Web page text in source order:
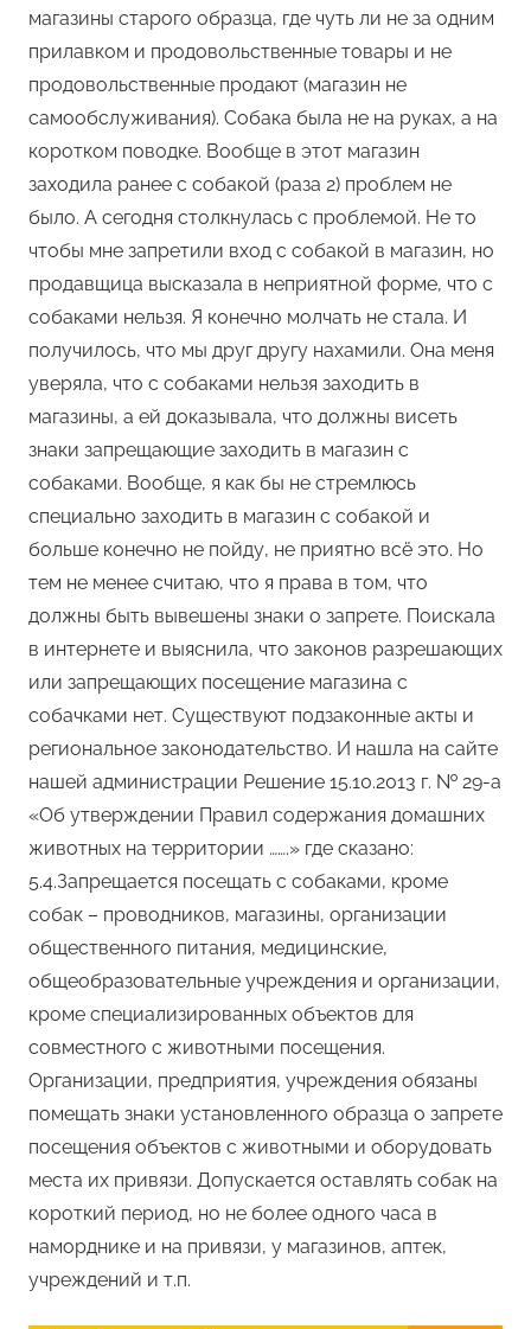
магазины старого образца, где чуть ли не за одним
прилавком и продовольственные товары и не
продовольственные продают (магазин не
самообслуживания). Собака была не на руках, а на
коротком поводке. Вообще в этот магазин
заходила ранее с собакой (раза 2) проблем не
было. А сегодня столкнулась с проблемой. Не то
чтобы мне запретили вход с собакой в магазин, но
продавщица высказала в неприятной форме, что с
собаками нельзя. Я конечно молчать не стала. И
получилось, что мы друг другу нахамили. Она меня
уверяла, что с собаками нельзя заходить в
магазины, а ей доказывала, что должны висеть
знаки запрещающие заходить в магазин с
собаками. Вообще, я как бы не стремлюсь
специально заходить в магазин с собакой и
больше конечно не пойду, не приятно всё это. Но
тем не менее считаю, что я права в том, что
должны быть вывешены знаки о запрете. Поискала
в интернете и выяснила, что законов разрешающих
или запрещающих посещение магазина с
собачками нет. Существуют подзаконные акты и
региональное законодательство. И нашла на сайте
нашей администрации Решение 15.10.2013 г. № 29-а
«Об утверждении Правил содержания домашних
животных на территории …….» где сказано:
5.4.Запрещается посещать с собаками, кроме
собак – проводников, магазины, организации
общественного питания, медицинские,
общеобразовательные учреждения и организации,
кроме специализированных объектов для
совместного с животными посещения.
Организации, предприятия, учреждения обязаны
помещать знаки установленного образца о запрете
посещения объектов с животными и оборудовать
места их привязи. Допускается оставлять собак на
короткий период, но не более одного часа в
наморднике и на привязи, у магазинов, аптек,
учреждений и т.п.